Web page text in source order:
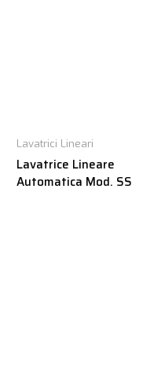
Lavatrici Lineari
Lavatrice Lineare
Automatica Mod. SS